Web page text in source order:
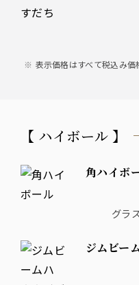
表示価格はすべて税込み価
【 ハイボール 】
角ハイボ
グラ
ジムビ